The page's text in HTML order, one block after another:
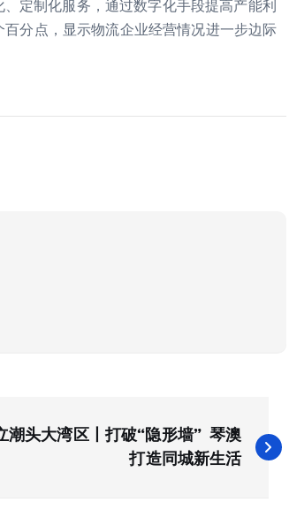
定制化服务，通过数字化手段提高产能利
分点，显示物流企业经营情况进一步边际
潮头大湾区丨打破“隐形墙” 琴澳
打造同城新生活